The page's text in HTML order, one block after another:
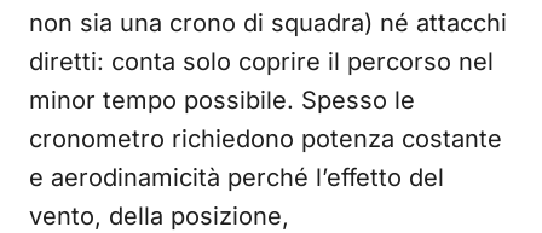
non sia una crono di squadra) né attacchi
diretti: conta solo coprire il percorso nel
minor tempo possibile. Spesso le
cronometro richiedono potenza costante
e aerodinamicità perché l’effetto del
vento, della posizione,